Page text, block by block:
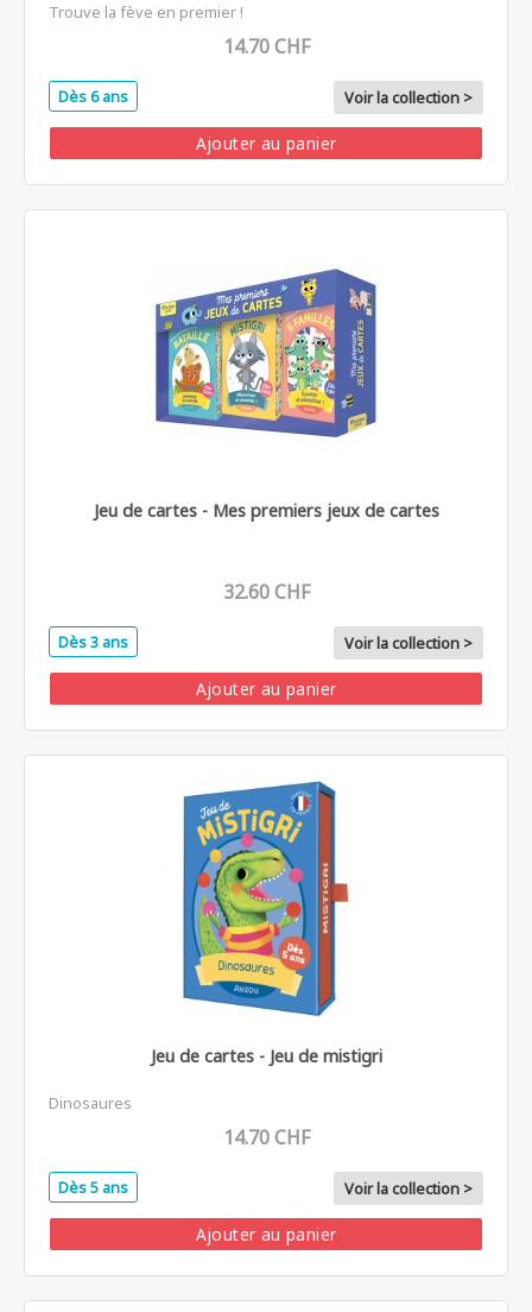
Trouve la fève en premier !
14.70 CHF
Dès 6 ans Voir la collection >
Ajouter au panier
Jeu de cartes - Mes premiers jeux de cartes
32.60 CHF
Dès 3 ans Voir la collection >
Ajouter au panier
Jeu de cartes - Jeu de mistigri
Dinosaures
14.70 CHF
Dès 5 ans Voir la collection >
Ajouter au panier